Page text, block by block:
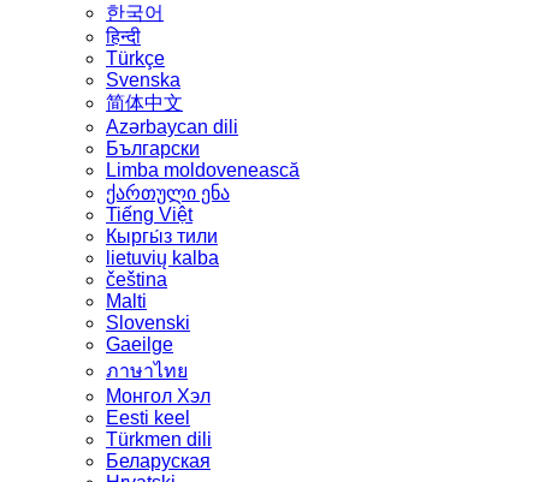
한국어
हिन्दी
Türkçe
Svenska
简体中文
Azərbaycan dili
Български
Limba moldovenească
ქართული ენა
Tiếng Việt
Кыргы́з тили
lietuvių kalba
čeština
Malti
Slovenski
Gaeilge
ภาษาไทย
Монгол Хэл
Eesti keel
Türkmen dili
Беларуская